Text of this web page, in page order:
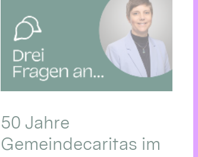
50 Jahre
Gemeindecaritas im